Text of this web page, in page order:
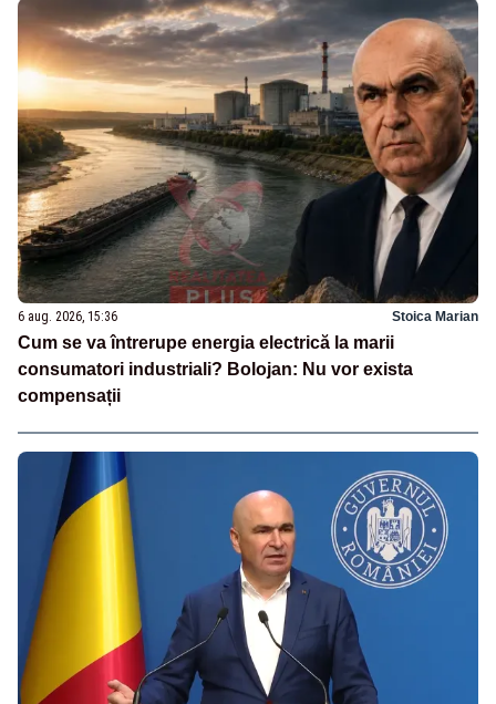
6 aug. 2026, 15:36 Stoica Marian
Cum se va întrerupe energia electrică la marii
consumatori industriali? Bolojan: Nu vor exista
compensații